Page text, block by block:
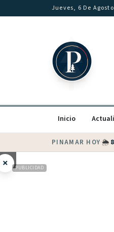
Saltar al contenidoJueves, 6 De Agosto
Inicio
PINAMAR HOY·🌦 8
× PUBLICIDAD